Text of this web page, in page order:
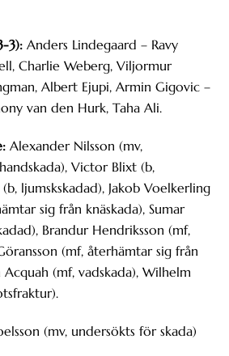
3): Anders Lindegaard – Ravy
Charlie Weberg, Viljormur
Albert Ejupi, Armin Gigovic –
van den Hurk, Taha Ali.
Alexander Nilsson (mv,
Victor Blixt (b,
ljumskskadad), Jakob Voelkerling
sig från knäskada), Sumar
Brandur Hendriksson (mf,
(mf, återhämtar sig från
Acquah (mf, vadskada), Wilhelm
(mv, undersökts för skada)